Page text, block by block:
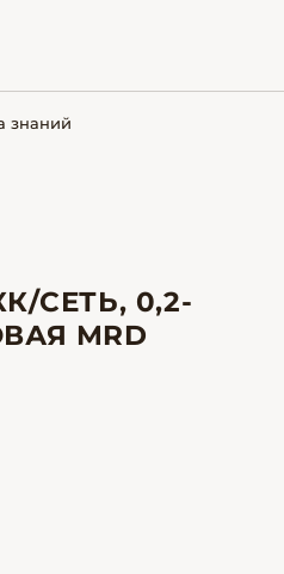
знаний
СЕТЬ, 0,2-
MRD